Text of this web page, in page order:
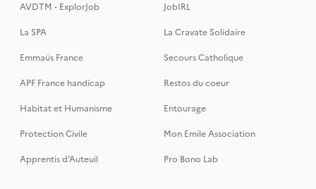
AVDTM - ExplorJob
JobIRL
La SPA
La Cravate Solidaire
Emmaüs France
Secours Catholique
APF France handicap
Restos du coeur
Habitat et Humanisme
Entourage
Protection Civile
Mon Emile Association
Apprentis d’Auteuil
Pro Bono Lab